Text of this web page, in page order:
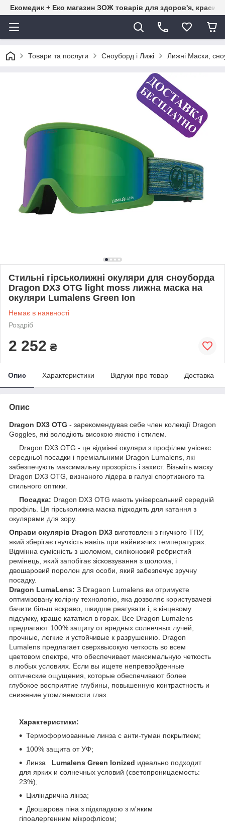
Екомедик + Еко магазин ЗОЖ товарів для здоров'я, краси
Товари та послуги Сноуборд і Лижі Лижні Маски,
Стильні гірськолижні окуляри для сноуборда
Dragon DX3 OTG light moss лижна маска на
окуляри Lumalens Green Ion
Немає в наявності
Роздріб
2 252 ₴
Опис Характеристики Відгуки про товар Доставка
Опис
Dragon DX3 OTG - зарекомендував себе член колекції Dragon
Goggles, які володіють високою якістю і стилем.
Dragon DX3 OTG - це відмінні окуляри з профілем унісекс
середньої посадки і преміальними Dragon Lumalens, які
забезпечують максимальну прозорість і захист. Візьміть маску
Dragon DX3 OTG, визнаного лідера в галузі спортивного та
стильного оптики.
Посадка: Dragon DX3 OTG мають універсальний середній
профіль. Ця гірськолижна маска підходить для катання з
окулярами для зору.
Оправи окулярів Dragon DX3 виготовлені з гнучкого ТПУ,
який зберігає гнучкість навіть при найнижчих температурах.
Відмінна сумісність з шоломом, силіконовий ребристий
ремінець, який запобігає зісковзування з шолома, і
двошаровий поролон для особи, який забезпечує зручну
посадку.
Dragon LumaLens: З Dragaon Lumalens ви отримуєте
оптимізовану колірну технологію, яка дозволяє користувачеві
бачити більш яскраво, швидше реагувати і, в кінцевому
підсумку, краще кататися в горах. Все Dragon Lumalens
предлагают 100% защиту от вредных солнечных лучей,
прочные, легкие и устойчивые к разрушению. Dragon
Lumalens предлагает сверхвысокую четкость во всем
цветовом спектре, что обеспечивает максимальную четкость
в любых условиях. Если вы ищете непревзойденные
оптические ощущения, которые обеспечивают более
глубокое восприятие глубины, повышенную контрастность и
снижение утомляемости глаз.
Характеристики:
Термоформованные линза с анти-туман покрытием;
100% защита от УФ;
Линза Lumalens Green Ionized идеально подходит
для ярких и солнечных условий (светопроницаемость:
23%);
Циліндрична лінза;
Двошарова піна з підкладкою з м'яким
гіпоалергенним мікрофлісом;